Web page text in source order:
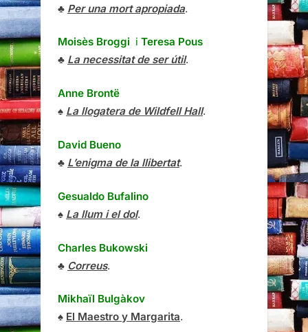
♣ Per una mort apropiada.
Moisès Broggi i Teresa Pous
♣ La necessitat de ser útil.
Anne Brontë
♠ La llogatera de Wildfell Hall.
David Bueno
♣ L’enigma de la llibertat.
Gesualdo Bufalino
♠ La llum i el dol.
Charles Bukowski
♣ Correus.
Mikhaïl Bulgàkov
♠ El Maestro y Margarita.